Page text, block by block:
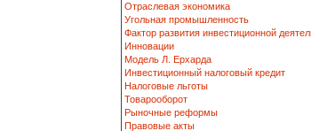
Отраслевая экономика
Угольная промышленность
Фактор развития инвестиционной
Инновации
Модель Л. Ерхарда
Инвестиционный налоговый кредит
Налоговые льготы
Товарооборот
Рыночные реформы
Правовые акты